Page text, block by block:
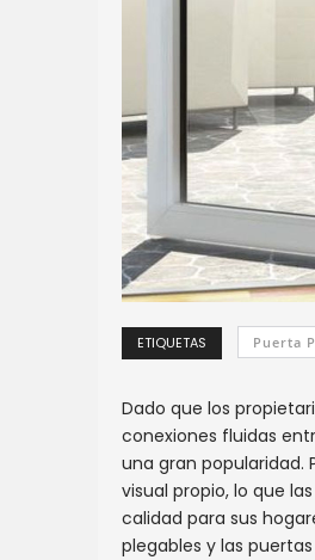
ETIQUETAS Puerta
Dado que los
conexiones fluidas
una gran popularidad.
visual propio, lo que
calidad para sus
plegables y las